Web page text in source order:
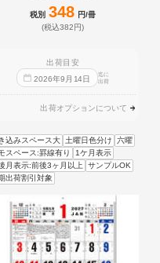
税別 348 円/冊
(税込382円)
出荷目安
2026年9 月 14日
迄に
出荷
出荷オプションについて
込みスペース大 土曜日色分け
六曜
スペース:罫線有り
1ケ月表示
月表示:前後3ヶ月以上 サンプルOK
出荷割引対象